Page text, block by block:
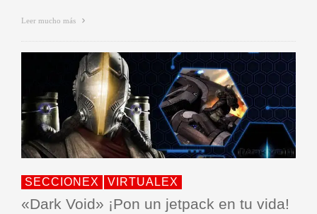
Leer mucho más
SECCIONEX VIRTUALEX
«Dark Void» ¡Pon un jetpack en tu vida!